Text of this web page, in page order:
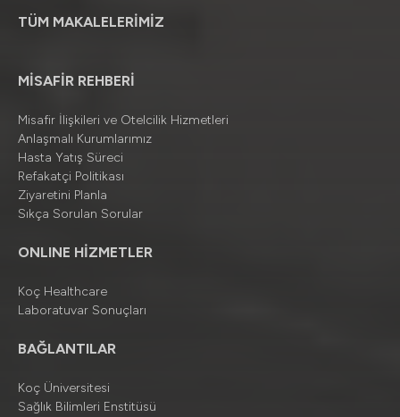
TÜM MAKALELERİMİZ
MİSAFİR REHBERİ
Misafir İlişkileri ve Otelcilik Hizmetleri
Anlaşmalı Kurumlarımız
Hasta Yatış Süreci
Refakatçi Politikası
Ziyaretini Planla
Sıkça Sorulan Sorular
ONLINE HİZMETLER
Koç Healthcare
Laboratuvar Sonuçları
BAĞLANTILAR
Koç Üniversitesi
Sağlık Bilimleri Enstitüsü